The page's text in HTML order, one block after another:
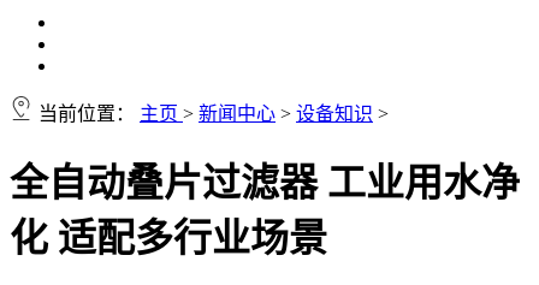
当前位置： 主页 > 新闻中心 > 设备知识 >
全自动叠片过滤器 工业用水净
化 适配多行业场景